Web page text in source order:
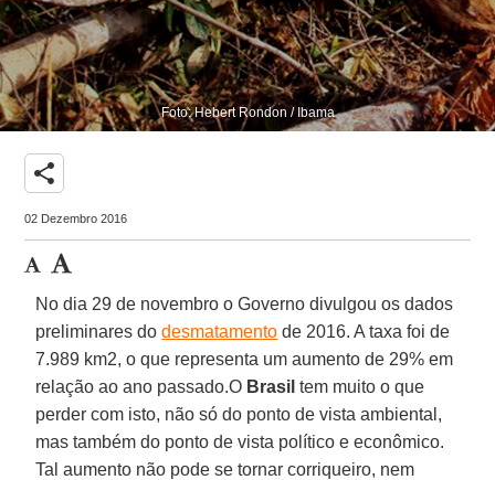
Foto: Hebert Rondon / Ibama
share
02 Dezembro 2016
No dia 29 de novembro o Governo divulgou os dados
preliminares dodesmatamento de 2016. A taxa foi de
7.989 km2, o que representa um aumento de 29% em
relação ao ano passado.O Brasil tem muito o que
perder com isto, não só do ponto de vista ambiental,
mas também do ponto de vista político e econômico.
Tal aumento não pode se tornar corriqueiro, nem